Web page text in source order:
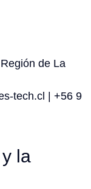
de La
tech.cl | +56 9
la